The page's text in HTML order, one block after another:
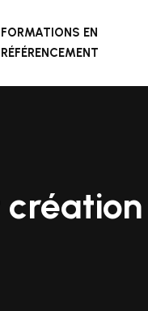
FORMATIONS EN
RÉFÉRENCEMENT